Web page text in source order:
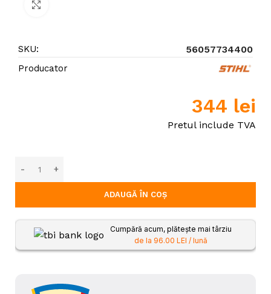
SKU: 56057734400
Producator
344 lei
Pretul include TVA
ADAUGĂ ÎN COȘ
Cumpără acum, plătește mai târziu
de la 96.00 LEI / lună